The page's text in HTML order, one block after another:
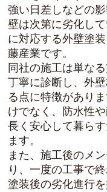
強い日差しなどの
壁は次第に劣化し
に対応する外壁塗
藤産業です。
同社の施工は単な
丁寧に診断し、外
る点に特徴があり
けでなく、防水性
長く安心して暮ら
ます。
また、施工後のメ
り、一度の工事で
塗装後の劣化進行